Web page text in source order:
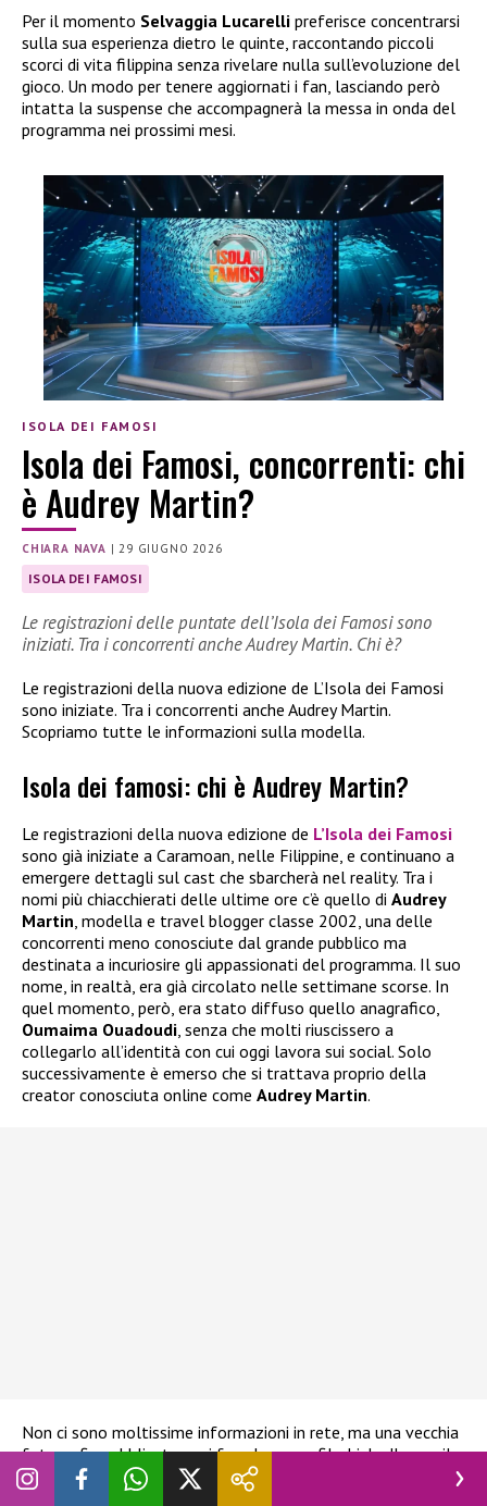
Per il momento Selvaggia Lucarelli preferisce concentrarsi
sulla sua esperienza dietro le quinte, raccontando piccoli
scorci di vita filippina senza rivelare nulla sull’evoluzione del
gioco. Un modo per tenere aggiornati i fan, lasciando però
intatta la suspense che accompagnerà la messa in onda del
programma nei prossimi mesi.
ISOLA DEI FAMOSI
Isola dei Famosi, concorrenti: chi
è Audrey Martin?
CHIARA NAVA |29 GIUGNO 2026
ISOLA DEI FAMOSI
Le registrazioni delle puntate dell’Isola dei Famosi sono
iniziati. Tra i concorrenti anche Audrey Martin. Chi è?
Le registrazioni della nuova edizione de L’Isola dei Famosi
sono iniziate. Tra i concorrenti anche Audrey Martin.
Scopriamo tutte le informazioni sulla modella.
Isola dei famosi: chi è Audrey Martin?
Le registrazioni della nuova edizione de L’Isola dei Famosi
sono già iniziate a Caramoan, nelle Filippine, e continuano a
emergere dettagli sul cast che sbarcherà nel reality. Tra i
nomi più chiacchierati delle ultime ore c’è quello di Audrey
Martin, modella e travel blogger classe 2002, una delle
concorrenti meno conosciute dal grande pubblico ma
destinata a incuriosire gli appassionati del programma. Il suo
nome, in realtà, era già circolato nelle settimane scorse. In
quel momento, però, era stato diffuso quello anagrafico,
Oumaima Ouadoudi, senza che molti riuscissero a
collegarlo all’identità con cui oggi lavora sui social. Solo
successivamente è emerso che si trattava proprio della
creator conosciuta online come Audrey Martin.
Non ci sono moltissime informazioni in rete, ma una vecchia
fotografia pubblicata anni fa sul suo profilo LinkedIn con il
nome di nascita ha permesso di collegare il profilo
professionale all’attuale account Instagram utilizzato dalla